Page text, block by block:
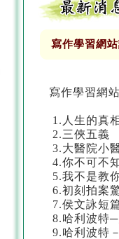
寫作學習網
寫作學習網
1.人生的真
2.三俠五義
3.大醫院小
4.你不可不
5.我不是教
6.初刻拍案
7.侯文詠短
8.哈利波特
9.哈利波特